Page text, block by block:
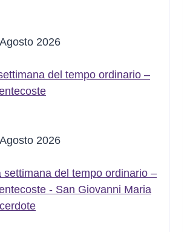
2026
del tempo ordinario –
2026
settimana del tempo ordinario –
- San Giovanni Maria